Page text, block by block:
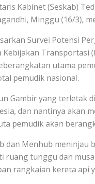
Kabinet (Seskab)
Minggu (16/3),
Survei Potensi
Kebijakan Transportasi
utama
pemudik nasional.
Gambir yang terletak
dan nantinya akan
pemudik akan
dan Menhub meninjau
ruang tunggu dan
rangkaian kereta api